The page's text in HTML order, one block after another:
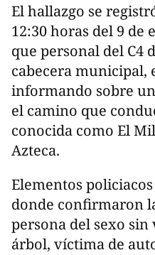
El hallazgo se
12:30 horas del 9 de
que personal del C4
cabecera municipal,
informando sobre
el camino que
conocida como El
Azteca.
Elementos
donde confirmaron
persona del sexo
árbol, víctima de